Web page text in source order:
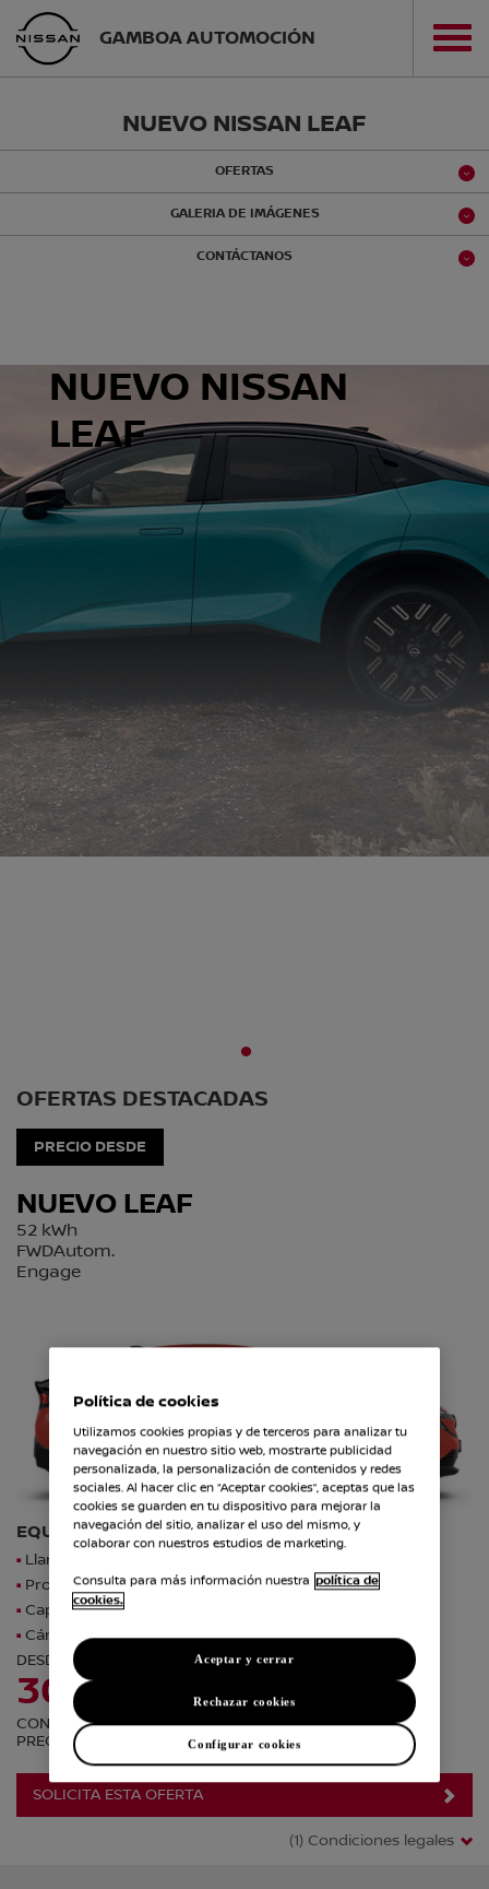
GAMBOA AUTOMOCIÓN
NUEVO NISSAN LEAF
OFERTAS
GALERIA DE IMÁGENES
CONTÁCTANOS
NUEVO NISSAN
LEAF
1
OFERTAS DESTACADAS
PRECIO DESDE
NUEVO LEAF
52 kWh
FWDAutom.
Engage
EQUIPADO CON:
Llantas de aleación de 18"
ProPILOT con Navi-link
Capacidad Vehicle -to- Load
Cámara de visión 360º con efecto 3D
DESDE
30,375€
CON HASTA 10 AÑOS DE GARANTÍA NISSAN*
PRECIO FINANCIANDO
SOLICITA ESTA OFERTA
(1) Condiciones legales
Política de cookies
Utilizamos cookies propias y de terceros para analizar tu
navegación en nuestro sitio web, mostrarte publicidad
personalizada, la personalización de contenidos y redes
sociales. Al hacer clic en “Aceptar cookies”, aceptas que las
cookies se guarden en tu dispositivo para mejorar la
navegación del sitio, analizar el uso del mismo, y
colaborar con nuestros estudios de marketing.
Consulta para más información nuestra política de
cookies.
Rechazar cookies
Aceptar y cerrar
Configurar cookies